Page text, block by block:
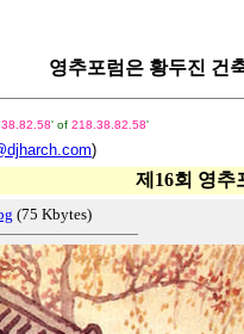
영추포럼은 황두진 건
' of 218.38.82.58'
)
제16회 영추
(75 Kbytes)